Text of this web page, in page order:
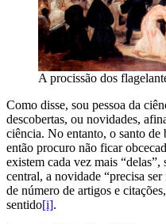
A procissão dos
Como disse, sou pessoa da
descobertas, ou novidades,
ciência. No entanto, o santo de
então procuro não ficar
existem cada vez mais
central, a novidade “precisa
de número de artigos e
sentido[i].